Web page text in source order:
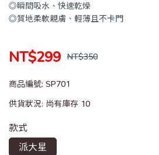
◎瞬間吸水、快速乾燥
◎質地柔軟親膚、輕薄且不卡門
NT$299 NT$350
商品編號: SP701
供貨狀況: 尚有庫存 10
款式
派大星